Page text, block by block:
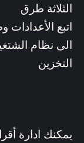
الثلاثة طرق
اتبع
التخزين
يمكنك ادارة